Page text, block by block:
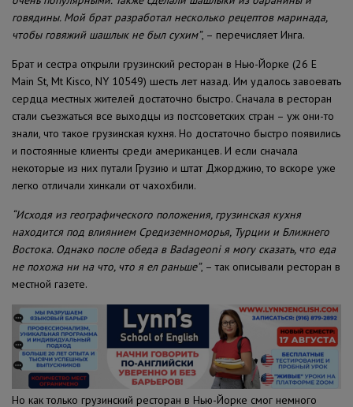
говядины. Мой брат разработал несколько рецептов маринада,
чтобы говяжий шашлык не был сухим”, – перечисляет Инга.
Брат и сестра открыли грузинский ресторан в Нью-Йорке (26 E
Main St, Mt Kisco, NY 10549) шесть лет назад. Им удалось завоевать
сердца местных жителей достаточно быстро. Сначала в ресторан
стали съезжаться все выходцы из постсоветских стран – уж они-то
знали, что такое грузинская кухня. Но достаточно быстро появились
и постоянные клиенты среди американцев. И если сначала
некоторые из них путали Грузию и штат Джорджию, то вскоре уже
легко отличали хинкали от чахохбили.
“Исходя из географического положения, грузинская кухня
находится под влиянием Средиземноморья, Турции и Ближнего
Востока. Однако после обеда в Badageoni я могу сказать, что еда
не похожа ни на что, что я ел раньше”, – так описывали ресторан в
местной газете.
Но как только грузинский ресторан в Нью-Йорке смог немного